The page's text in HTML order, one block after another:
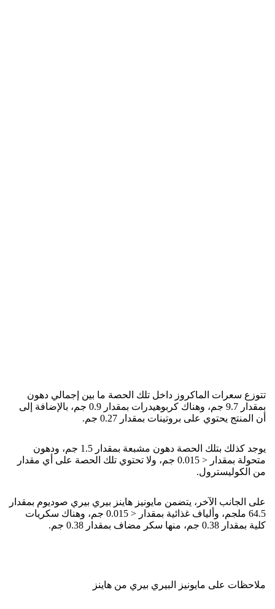
تتوزع سعرات الماكروز داخل تلك الحصة ما بين إجمالي دهون
بمقدار 9.7 جم، وهناك كربوهيدرات بمقدار 0.9 جم، بالإضافة إلى
أن المنتج يحتوي على بروتينات بمقدار 0.27 جم.
يوجد كذلك بتلك الحصة دهون مشبعة بمقدار 1.5 جم، ودهون
متحولة بمقدار < 0.015 جم، ولا تحتوي تلك الحصة على أي مقدار
من الكوليسترول.
على الجانب الآخر، يتضمن مايونيز هاينز بيري بيري صوديوم بمقدار
64.5 ملجم، وألياف غذائية بمقدار < 0.015 جم، وهناك سكريات
كلية بمقدار 0.38 جم، منها سكر مضاف بمقدار 0.38 جم.
ملاحظات على مايونيز البيري بيري من هاينز